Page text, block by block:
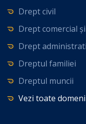
Drept civil
Drept comercial
Drept
Dreptul familiei
Dreptul muncii
Vezi toate